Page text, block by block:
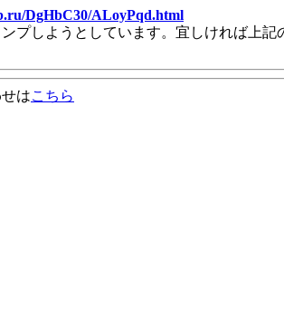
DgHbC30/ALoyPqd.html
プしようとしています。宜しければ上
はこちら